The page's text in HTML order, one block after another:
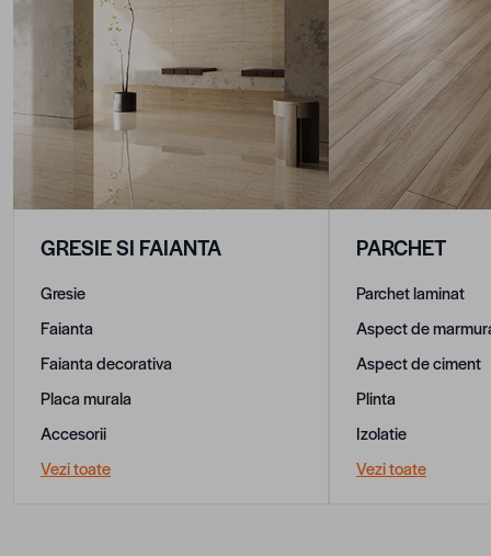
GRESIE SI FAIANTA
Gresie
Faianta
Faianta decorativa
Placa murala
Accesorii
Vezi toate
PARCHET
Parchet laminat
Aspect de
Aspect de ciment
Plinta
Izolatie
Vezi toate